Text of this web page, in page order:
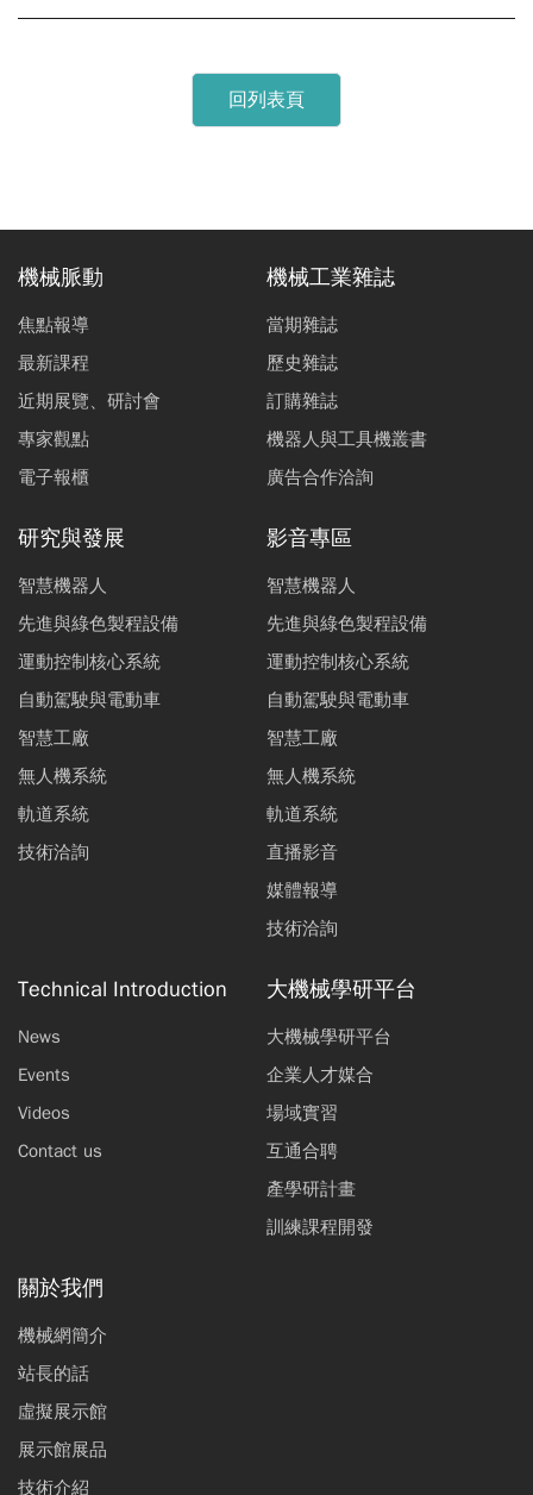
回列表頁
機械脈動
焦點報導
最新課程
近期展覽、研討會
專家觀點
電子報櫃
機械工業雜誌
當期雜誌
歷史雜誌
訂購雜誌
機器人與工具機叢書
廣告合作洽詢
研究與發展
智慧機器人
先進與綠色製程設備
運動控制核心系統
自動駕駛與電動車
智慧工廠
無人機系統
軌道系統
技術洽詢
影音專區
智慧機器人
先進與綠色製程設備
運動控制核心系統
自動駕駛與電動車
智慧工廠
無人機系統
軌道系統
直播影音
媒體報導
技術洽詢
Technical Introduction
News
Events
Videos
Contact us
大機械學研平台
大機械學研平台
企業人才媒合
場域實習
互通合聘
產學研計畫
訓練課程開發
關於我們
機械網簡介
站長的話
虛擬展示館
展示館展品
技術介紹